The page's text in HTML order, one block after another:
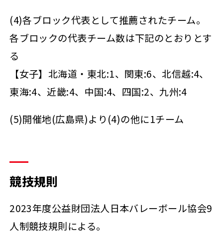
(4)各ブロック代表として推薦されたチーム。
各ブロックの代表チーム数は下記のとおりとす
る
【女子】北海道・東北:1、関東:6、北信越:4、
東海:4、近畿:4、中国:4、四国:2、九州:4
(5)開催地(広島県)より(4)の他に1チーム
競技規則
2023年度公益財団法人日本バレーボール協会9
人制競技規則による。